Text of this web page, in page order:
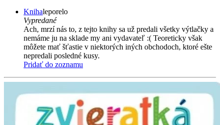
Knihaleporelo
Vypredané
Ach, mrzí nás to, z tejto knihy sa už predali všetky výtlačky a
nemáme ju na sklade my ani vydavateľ :( Teoreticky však
môžete mať šťastie v niektorých iných obchodoch, ktoré ešte
nepredali posledné kusy.
Pridať do zoznamu